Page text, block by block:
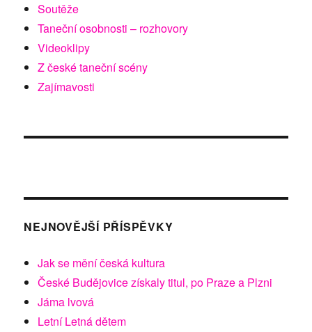
Soutěže
Taneční osobnosti – rozhovory
Videoklipy
Z české taneční scény
Zajímavosti
NEJNOVĚJŠÍ PŘÍSPĚVKY
Jak se mění česká kultura
České Budějovice získaly titul, po Praze a Plzni
Jáma lvová
Letní Letná dětem